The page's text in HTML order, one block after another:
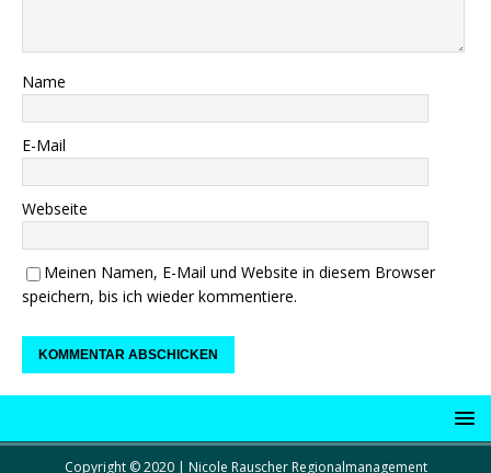
Name
E-Mail
Webseite
Meinen Namen, E-Mail und Website in diesem Browser
speichern, bis ich wieder kommentiere.
Copyright © 2020 | Nicole Rauscher Regionalmanagement